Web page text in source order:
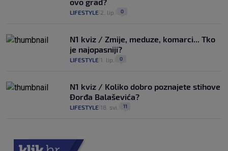
LIFESTYLE 2. lip. 0
N1 kviz / Zmije, meduze, komarci... Tko
je najopasniji?
LIFESTYLE 1. lip. 0
N1 kviz / Koliko dobro poznajete stihove
Đorđa Balaševića?
LIFESTYLE 18. svi. 11